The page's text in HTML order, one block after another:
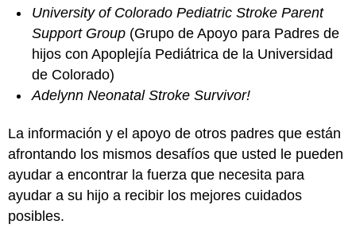
University of Colorado Pediatric Stroke Parent
Support Group (Grupo de Apoyo para Padres de
hijos con Apoplejía Pediátrica de la Universidad
de Colorado)
Adelynn Neonatal Stroke Survivor!
La información y el apoyo de otros padres que están
afrontando los mismos desafíos que usted le pueden
ayudar a encontrar la fuerza que necesita para
ayudar a su hijo a recibir los mejores cuidados
posibles.